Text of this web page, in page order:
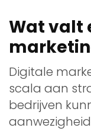
Wat valt
Digitale
scala aan
bedrijven